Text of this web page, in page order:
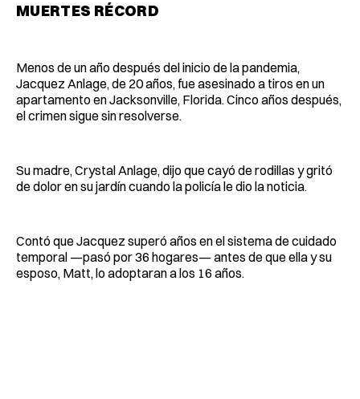
MUERTES RÉCORD
Menos de un año después del inicio de la pandemia,
Jacquez Anlage, de 20 años, fue asesinado a tiros en un
apartamento en Jacksonville, Florida. Cinco años después,
el crimen sigue sin resolverse.
Su madre, Crystal Anlage, dijo que cayó de rodillas y gritó
de dolor en su jardín cuando la policía le dio la noticia.
Contó que Jacquez superó años en el sistema de cuidado
temporal —pasó por 36 hogares— antes de que ella y su
esposo, Matt, lo adoptaran a los 16 años.